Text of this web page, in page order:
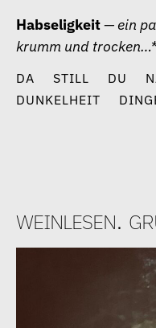
Inhalt
springen
Habseligkeit— ein
krumm und trocken…*
DA STILL DU
DUNKELHEIT
weinlesen.